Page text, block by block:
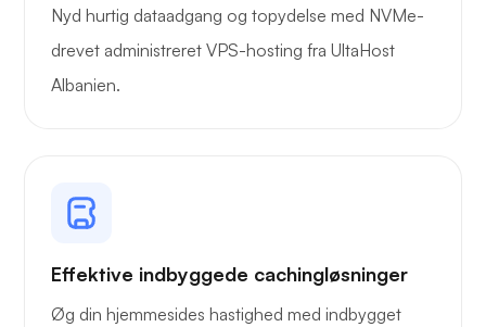
Nyd hurtig dataadgang og topydelse med NVMe-
drevet administreret VPS-hosting fra UltaHost
Albanien.
Effektive indbyggede cachingløsninger
Øg din hjemmesides hastighed med indbygget